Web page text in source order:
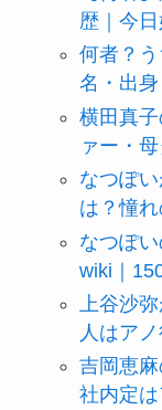
歴｜今日
何者？
名・出
横田真
ァー・
なつぽ
は？憧
なつぽ
wiki｜
上谷沙
人はア
吉岡恵
社内定は